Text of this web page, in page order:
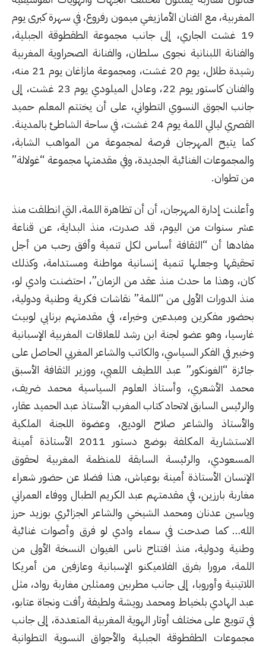
المغربية، مع الفنان الأمازيغي ميمون رفروع، في سهرة كبرى يوم
19 غشت الجاري، إلى جانب مجموعة الطقطوقة الجبلية،
والفنانة اللبنانية نجوى سلطان، والفنانة الصحراوية المغربية
رشيدة طلال، يوم 20 غشت، ومجموعة مازاغان يوم 21 منه،
والفنان كاستور يوم 22، وعادل الميلودي يوم 23 غشت، إلى
جانب الجوق النسوي التطواني، على أن يختتم المعلم حميد
القصري ليالي اللمة يوم 24 غشت، في ساحة الشاطئ بالمدينة.
كما يتيح المهرجان فرصة لمجموعة من المواهب الشابة،
والمجموعات الغنائية الجديدة، وفي مقدمتها مجموعة “غولالة”
من تطوان.
وأعلنت إدارة المهرجان، أن أن تظاهرة اللمة، التي انطلقت منذ
عشر سنوات من اليوم، قد صدرت، منذ البداية، عن قناعة
مفادها أن “الثقافة أساس لكل تنمية وأفق رحب من أجل
تحقيقها وجعلها تنمية إنسانية مواطنة ومستدامة، وكذلك
كان، وهذا ما حدث منذ عقد من الزمان”، احتضنت وادي لو،
منذ الدورات الأولى من “اللمة” نقاشات فكرية وطنية ودولية،
بحضور مفكرين ومبدعين وخبراء، في مقدمتهم برنابي لوبيث
غارسيا، وهو عضو لجنة ابن رشد للعلاقات المغربية الإسبانية
وخبير في الفكر السياسي، والكاتب والشاعر المغربي الحاصل على
جائزة “الغونكور” عبد اللطيف اللعبي، ووزير الثقافة الأسبق
محمد الأشعري، وأستاذ العلوم السياسية محمد ضريف،
والرئيس السابق لاتحاد كتاب المغرب الأستاذ عبد الحميد عقار،
والأستاذ والشاعر صلاح الوديع، وعضوة اللجنة الملكية
الاستشارية المكلفة بوضع دستور 2011 الأستاذة أمينة
المسعودي، والرئيسة السابقة للمنظمة المغربية لحقوق
الإنسان الأستاذة أمينة بوعياش، هذا فضلا عن حضور شعراء
مغاربة بارزين، في مقدمتهم عبد الكريم الطبال ووفاء العمراني
وياسين عدنان ومحمد الشيخي والشاعر الجزائري بوزيد حرز
الله… كما صدحت في سماء وادي لو فرق وأصوات غنائية
وطنية ودولية، منذ افتتاح ناس الغيوان النسخة الأولى من
اللمة، مرورا بفرق الفلاميكنو الإسبانية وعازفين من أمريكا
اللاتينية وأوروبا، إلى جانب مطربين وممثلين مغاربة رواد، مثل
عبد الهادي بلخياط ومحمد رويشة ولطيفة رأفت ونجاة عتابو،
في تنويع على مختلف أوتار الهوية المغربية المتعددة، إلى جانب
مجموعات الطقطوقة الجبلية والأجواق النسوية التطوانية